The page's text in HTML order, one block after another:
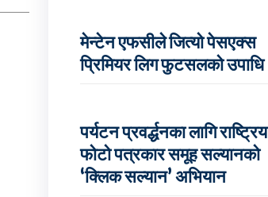
मेन्टेन एफसीले जित्यो पेसएक्स
प्रिमियर लिग फुटसलको उपाधि
पर्यटन प्रवर्द्धनका लागि राष्ट्रिय
फोटो पत्रकार समूह सल्यानको
‘क्लिक सल्यान’ अभियान